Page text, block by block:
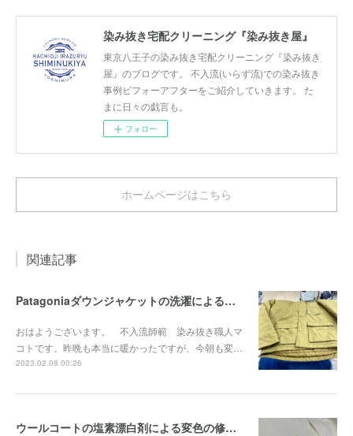
染み抜き宅配クリーニング『染み抜き屋』
東京八王子の染み抜き宅配クリーニング『染み抜き
屋』のブログです。 不入流(いらず流)での染み抜き
事例ビフォーアフターをご紹介していきます。 た
まに日々の戯言も。
フォロー
ホームページはこちら
関連記事
Patagoniaダウンジャケットの洗濯による輪染み染み抜き事例『染み抜き屋』
おはようございます。 不入流師範 染み抜き職人マ
コトです。昨晩も本当に暖かったですが、今朝も変…
2023.02.08 00:26
ウールコートの塩素漂白剤による変色の修正事例『染み抜き屋』